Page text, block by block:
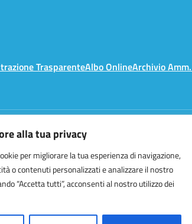
alla tua privacy
per migliorare la tua esperienza di navigazione,
o contenuti personalizzati e analizzare il nostro
“Accetta tutti”, acconsenti al nostro utilizzo dei
TrasparenteAlbo OnlineArchivio